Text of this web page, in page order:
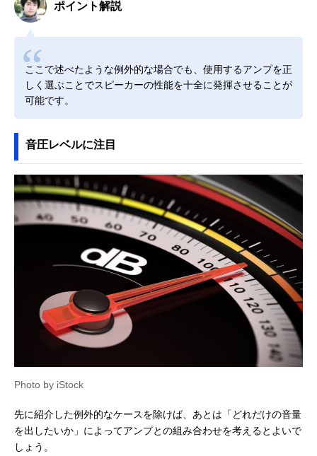
ポイント解説
ここで述べたような例外的な場合でも、使用するアンプを正
しく選ぶことでスピーカーの性能を十全に発揮させることが
可能です。
音圧レベルに注目
Photo by iStock
先に紹介した例外的なケースを除けば、あとは「どれだけの音量
を出したいか」によってアンプとの組み合わせを考えるとよいで
しょう。